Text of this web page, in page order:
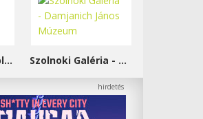
Református templom - Salgótarján Szolnoki Galéria - Damjanich János Múzeum